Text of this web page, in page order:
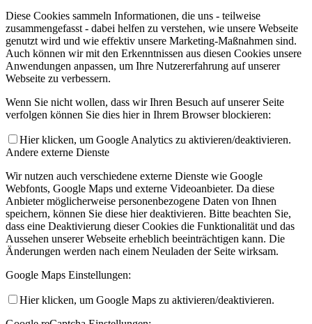
Diese Cookies sammeln Informationen, die uns - teilweise
zusammengefasst - dabei helfen zu verstehen, wie unsere Webseite
genutzt wird und wie effektiv unsere Marketing-Maßnahmen sind.
Auch können wir mit den Erkenntnissen aus diesen Cookies unsere
Anwendungen anpassen, um Ihre Nutzererfahrung auf unserer
Webseite zu verbessern.
Wenn Sie nicht wollen, dass wir Ihren Besuch auf unserer Seite
verfolgen können Sie dies hier in Ihrem Browser blockieren:
Hier klicken, um Google Analytics zu aktivieren/deaktivieren.
Andere externe Dienste
Wir nutzen auch verschiedene externe Dienste wie Google
Webfonts, Google Maps und externe Videoanbieter. Da diese
Anbieter möglicherweise personenbezogene Daten von Ihnen
speichern, können Sie diese hier deaktivieren. Bitte beachten Sie,
dass eine Deaktivierung dieser Cookies die Funktionalität und das
Aussehen unserer Webseite erheblich beeinträchtigen kann. Die
Änderungen werden nach einem Neuladen der Seite wirksam.
Google Maps Einstellungen:
Hier klicken, um Google Maps zu aktivieren/deaktivieren.